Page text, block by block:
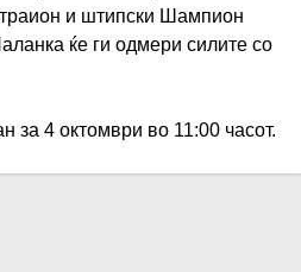
и штипски Шампион
ќе ги одмери силите со
за 4 октомври во 11:00 часот.